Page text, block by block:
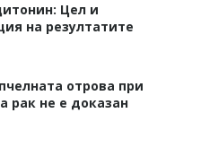
Цел и
на резултатите
отрова при
рак не е доказан